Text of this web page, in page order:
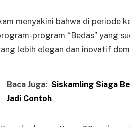
menyakini bahwa di periode
program “Bedas” yang
lebih elegan dan inovatif
Baca Juga: Siskamling Siaga
Jadi Contoh